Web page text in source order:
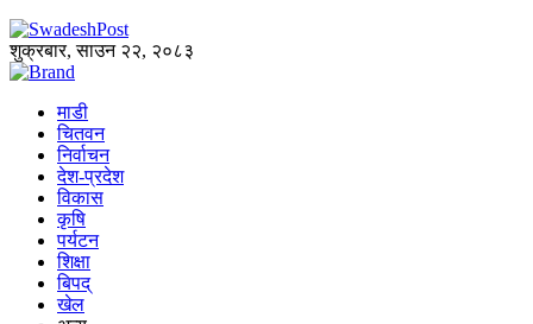
शुक्रबार, साउन २२, २०८३
माडी
चितवन
निर्वाचन
देश-प्रदेश
विकास
कृषि
पर्यटन
शिक्षा
बिपद्
खेल